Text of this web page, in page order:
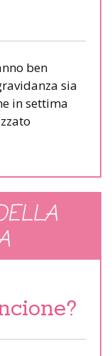
ben
sia
in settima